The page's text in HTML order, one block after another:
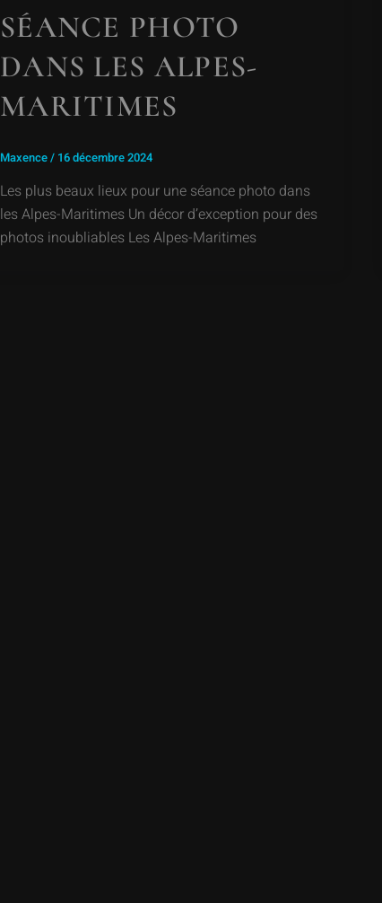
SÉANCE PHOTO
DANS LES ALPES-
MARITIMES
Maxence/ 16 décembre 2024
Les plus beaux lieux pour une séance photo dans
les Alpes-Maritimes Un décor d’exception pour des
photos inoubliables Les Alpes-Maritimes